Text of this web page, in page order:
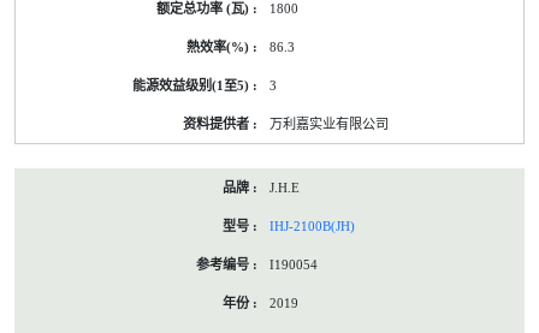
1800
86.3
3
万利嘉实业有限公司
J.H.E
IHJ-2100B(JH)
I190054
2019